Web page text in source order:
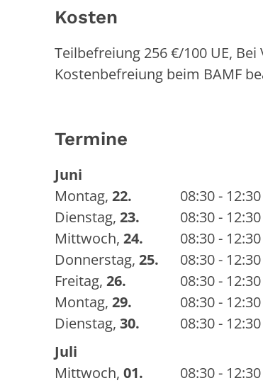
Kosten
Teilbefreiung 256 €/100 UE,
Kostenbefreiung beim BAMF
Termine
Juni
Montag, 22.
08:30 - 12:30
Dienstag, 23.
08:30 - 12:30
Mittwoch, 24.
08:30 - 12:30
Donnerstag, 25.
08:30 - 12:30
Freitag, 26.
08:30 - 12:30
Montag, 29.
08:30 - 12:30
Dienstag, 30.
08:30 - 12:30
Juli
Mittwoch, 01.
08:30 - 12:30